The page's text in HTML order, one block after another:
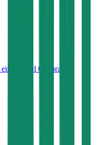
Opel Calibra?